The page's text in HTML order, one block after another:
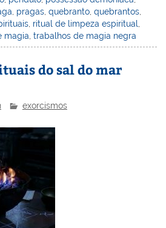
, pragas,quebranto,quebrantos,
, ritual de limpeza espiritual,
magia,trabalhos de magia negra
do sal do mar
exorcismos